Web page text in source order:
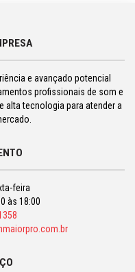
e avançado potencial
profissionais de som e
alta tecnologia para atender a
feira
às 18:00